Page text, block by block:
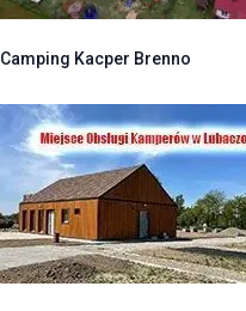
Camping Kacper Brenno